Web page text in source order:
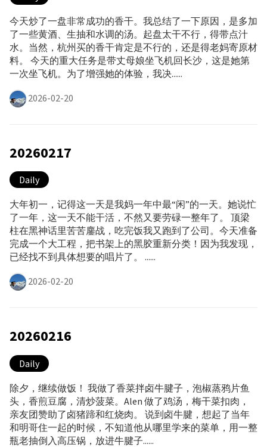
今天炒了一盘非常成功的香干。我总结了一下原因，是多加
了一些黄酒、生抽和水调的汤。起盘太干不行，得带点汁
水。当然，杭州买的香干肯定是不行的，还是得老妈寄原材
料。 今天的重大任务是带丈母娘坐飞机回长沙，这是她第
一次坐飞机。为了增强她的体验，我决......
2026-02-20
20260217
Daily
大年初一，记得这一天是我妈一年中最“闲”的一天。她说忙
了一年，这一天不能干活，不然又要劳碌一整年了。 顶梁
柱在黑神话里苦苦鏖战，吃完饭我又跑到了公司。今天准备
完成一个大工程，把书架上的黑胶重新分类！因为我发现，
已经找不到具体想要的唱片了。 ......
2026-02-20
20260216
Daily
除夕，继续做饭！ 我做了香菜拌卤牛腱子，泡椒蒸鸦片鱼
头，香煎豆腐，清炒菠菜。Alen 做了鸡汤，梅干菜扣肉，
亲友团赞助了卤猪蹄和红烧肉。 说到卤牛腱，想起了当年
和明哥住一起的时候，不知道他从哪里学来的菜单，用一整
瓶老抽倒入高压锅，放进牛腱子......